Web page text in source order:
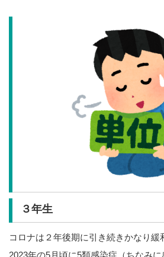
３年生
コロナは２年後期に引き続きかなり緩